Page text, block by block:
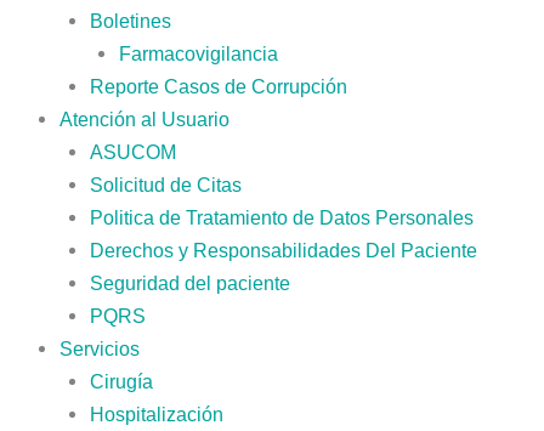
Boletines
Farmacovigilancia
Reporte Casos de Corrupción
Atención al Usuario
ASUCOM
Solicitud de Citas
Politica de Tratamiento de Datos Personales
Derechos y Responsabilidades Del Paciente
Seguridad del paciente
PQRS
Servicios
Cirugía
Hospitalización